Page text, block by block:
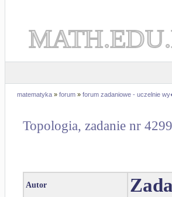
matematyka » forum » forum zadaniowe - uczelnie
Topologia, zadanie nr 4299
Autor